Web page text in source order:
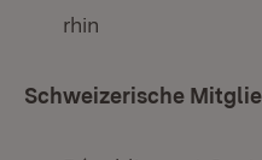
rhin
Schweizerische